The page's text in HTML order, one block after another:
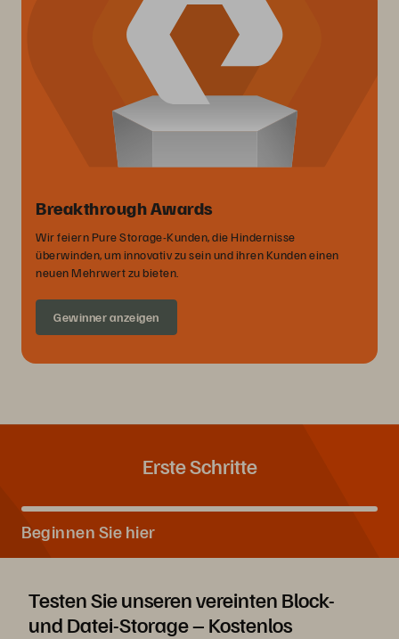
Breakthrough Awards
Wir feiern Pure Storage-Kunden, die Hindernisse
überwinden, um innovativ zu sein und ihren Kunden einen
neuen Mehrwert zu bieten.
Gewinner anzeigen
Erste Schritte
Beginnen Sie hier
Testen Sie unseren vereinten Block-
und Datei-Storage – Kostenlos